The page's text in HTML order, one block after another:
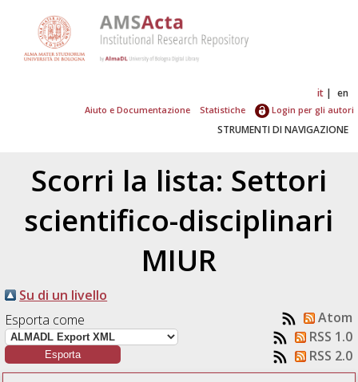
it en
Aiuto e Documentazione Statistiche Login per gli autori
STRUMENTI DI NAVIGAZIONE
Scorri la lista: Settori
scientifico-disciplinari
MIUR
Su di un livello
Esporta come
Atom
RSS 1.0
RSS 2.0